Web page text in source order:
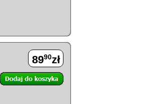
8990zł